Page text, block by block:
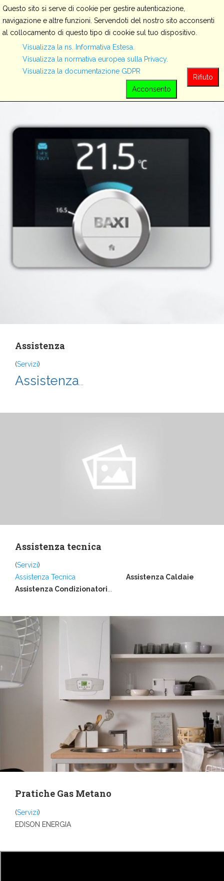
Servizi
View all
Assistenza
(Servizi)
Assistenza
Assistenza tecnica
(Servizi)
Assistenza Tecnica
Assistenza Caldaie
Assistenza Condizionatori
Pratiche Gas Metano
(Servizi)
EDISON ENERGIA
Questo sito si serve di cookie per gestire autenticazione,
navigazione e altre funzioni. Servendoti del nostro sito acconsenti
al collocamento di questo tipo di cookie sul tuo dispositivo.
Visualizza la ns. Informativa Estesa.
Visualizza la normativa europea sulla Privacy.
Visualizza la documentazione GDPR
Rifiuto
Acconsento